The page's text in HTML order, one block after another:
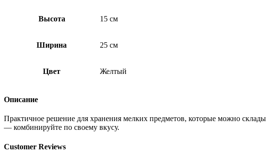
Высота 15 см
Ширина 25 см
Цвет Желтый
Описание
Практичное решение для хранения мелких предметов, которые можно
— комбинируйте по своему вкусу.
Customer Reviews